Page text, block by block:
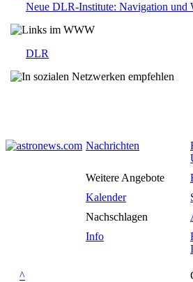
Neue DLR-Institute: Navigation und
DLR
Nachrichten
Weitere Angebote
Kalender
Nachschlagen
Info
^